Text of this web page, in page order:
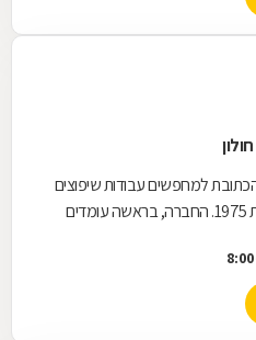
הכתובת למחפשים עבודות שיפוצים
ותיקונים מאז שנת 1975. החברה, בראשה עומדים